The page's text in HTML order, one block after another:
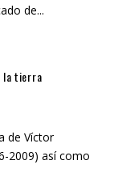
de...
la tierra
de Víctor
2009) así como